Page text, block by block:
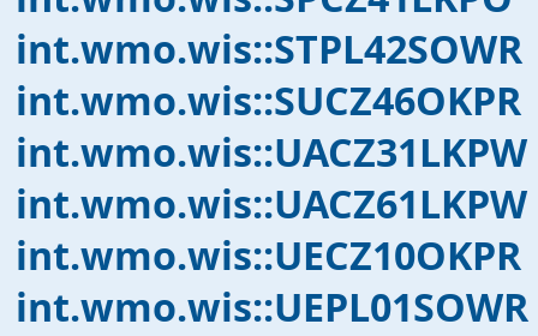
int.wmo.wis::STPL42SOWR
int.wmo.wis::SUCZ46OKPR
int.wmo.wis::UACZ31LKPW
int.wmo.wis::UACZ61LKPW
int.wmo.wis::UECZ10OKPR
int.wmo.wis::UEPL01SOWR